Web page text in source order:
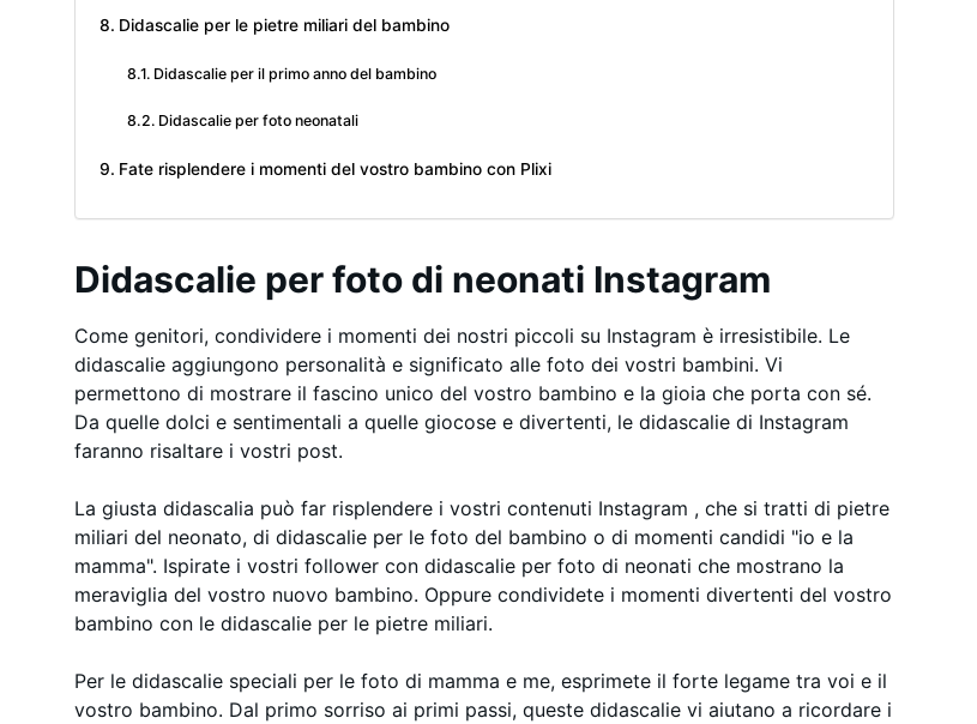
Didascalie per le pietre miliari del bambino
Didascalie per il primo anno del bambino
Didascalie per foto neonatali
Fate risplendere i momenti del vostro bambino con Plixi
Didascalie per foto di neonati Instagram
Come genitori, condividere i momenti dei nostri piccoli su Instagram è irresistibile. Le
didascalie aggiungono personalità e significato alle foto dei vostri bambini. Vi
permettono di mostrare il fascino unico del vostro bambino e la gioia che porta con sé.
Da quelle dolci e sentimentali a quelle giocose e divertenti, le didascalie di Instagram
faranno risaltare i vostri post.
La giusta didascalia può far risplendere i vostri contenuti Instagram , che si tratti di pietre
miliari del neonato, di didascalie per le foto del bambino o di momenti candidi "io e la
mamma". Ispirate i vostri follower con didascalie per foto di neonati che mostrano la
meraviglia del vostro nuovo bambino. Oppure condividete i momenti divertenti del vostro
bambino con le didascalie per le pietre miliari.
Per le didascalie speciali per le foto di mamma e me, esprimete il forte legame tra voi e il
vostro bambino. Dal primo sorriso ai primi passi, queste didascalie vi aiutano a ricordare i